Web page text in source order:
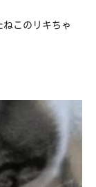
このリキちゃ